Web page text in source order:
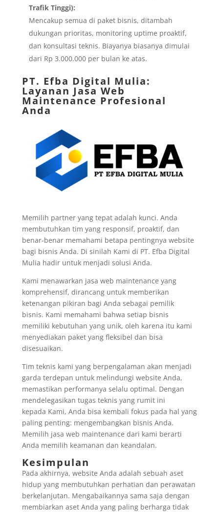
Trafik Tinggi):
Mencakup semua di paket bisnis, ditambah
dukungan prioritas, monitoring uptime proaktif,
dan konsultasi teknis. Biayanya biasanya dimulai
dari Rp 3.000.000 per bulan ke atas.
PT. Efba Digital Mulia:
Layanan Jasa Web
Maintenance Profesional
Anda
Memilih partner yang tepat adalah kunci. Anda
membutuhkan tim yang responsif, proaktif, dan
benar-benar memahami betapa pentingnya website
bagi bisnis Anda. Di sinilah Kami di PT. Efba Digital
Mulia hadir untuk menjadi solusi Anda.
Kami menawarkan jasa web maintenance yang
komprehensif, dirancang untuk memberikan
ketenangan pikiran bagi Anda sebagai pemilik
bisnis. Kami memahami bahwa setiap bisnis
memiliki kebutuhan yang unik, oleh karena itu kami
menyediakan paket yang fleksibel dan bisa
disesuaikan.
Tim teknis kami yang berpengalaman akan menjadi
garda terdepan untuk melindungi website Anda,
memastikan performanya selalu optimal. Dengan
mendelegasikan tugas teknis yang rumit ini
kepada Kami, Anda bisa kembali fokus pada hal yang
paling penting: mengembangkan bisnis Anda.
Memilih jasa web maintenance dari kami berarti
Anda memilih keamanan dan keandalan.
Kesimpulan
Pada akhirnya, website Anda adalah sebuah aset
hidup yang membutuhkan perhatian dan perawatan
berkelanjutan. Mengabaikannya sama saja dengan
membiarkan aset Anda yang paling berharga tidak